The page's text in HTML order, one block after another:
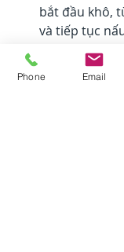
bắt đầu khô,
và tiếp tục
vàng nhẹ và
Phone Email